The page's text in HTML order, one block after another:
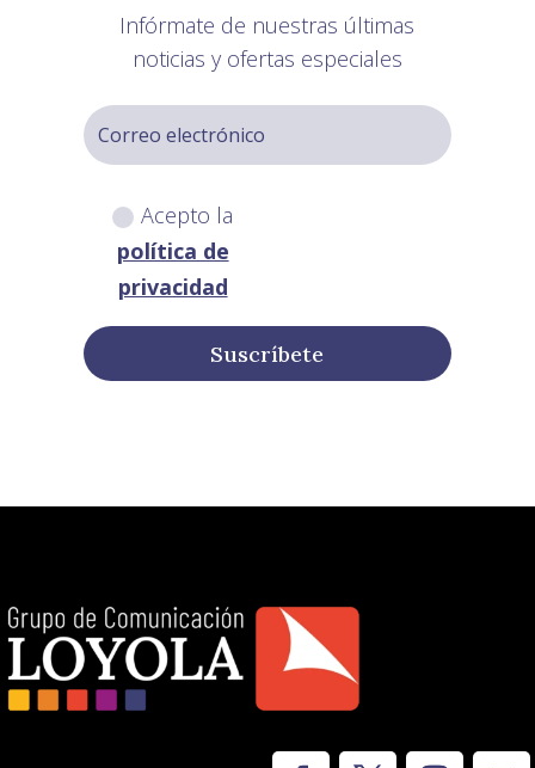
Infórmate de nuestras últimas
noticias y ofertas especiales
Acepto la
política de
privacidad
Suscríbete